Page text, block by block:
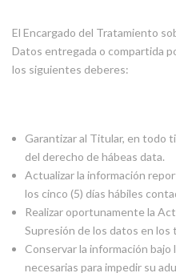
El Encargado del Tratamiento
Datos entregada o compartida
los siguientes deberes:
Garantizar al Titular, en todo
del derecho de hábeas data.
Actualizar la información
los cinco (5) días hábiles
Realizar oportunamente la
Supresión de los datos en los
Conservar la información
necesarias para impedir su